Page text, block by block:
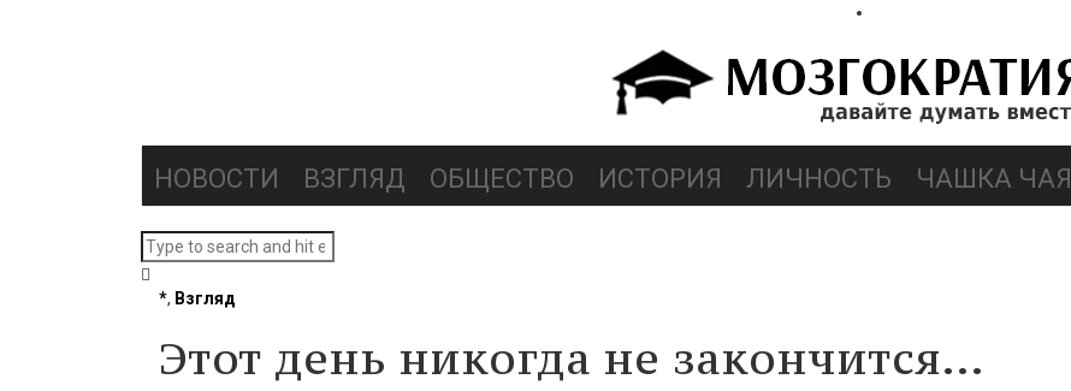
НОВОСТИ ВЗГЛЯД ОБЩЕСТВО ИСТОРИЯ ЛИЧНОСТЬ ЧАШКА ЧАЯ
*, Взгляд
Этот день никогда не закончится…